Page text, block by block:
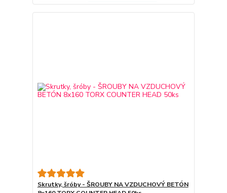
Skrutky, šróby - ŠROUBY NA VZDUCHOVÝ BETÓN